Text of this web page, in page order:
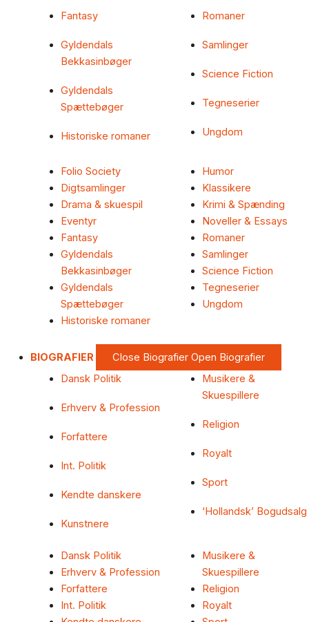
Fantasy
Gyldendals
Bekkasinbøger
Gyldendals
Spættebøger
Historiske romaner
Romaner
Samlinger
Science Fiction
Tegneserier
Ungdom
Folio Society
Digtsamlinger
Drama & skuespil
Eventyr
Fantasy
Gyldendals
Bekkasinbøger
Gyldendals
Spættebøger
Historiske romaner
Humor
Klassikere
Krimi & Spænding
Noveller & Essays
Romaner
Samlinger
Science Fiction
Tegneserier
Ungdom
BIOGRAFIER Close Biografier Open Biografier
Dansk Politik
Erhverv & Profession
Forfattere
Int. Politik
Kendte danskere
Kunstnere
Musikere &
Skuespillere
Religion
Royalt
Sport
‘Hollandsk’ Bogudsalg
Dansk Politik
Erhverv & Profession
Forfattere
Int. Politik
Musikere &
Skuespillere
Religion
Royalt